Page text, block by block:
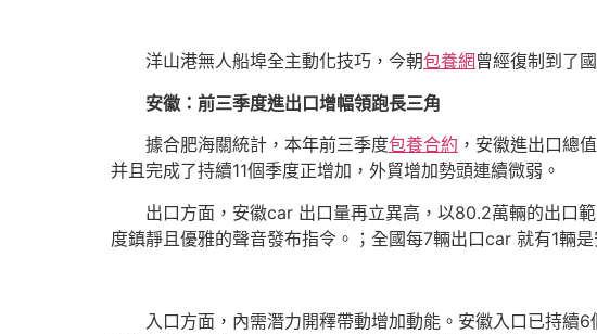
洋山港無人船埠全主動化技巧，今朝包養網 曾經復制到了
安徽：前三季度進出口增幅領跑長三角
據合肥海關統計，本年前三季度包養合約 ，安徽進出口總
并且完成了持續11個季度正增加，外貿增加勢頭連續微弱。
出口方面，安徽car 出口量再立異高，以80.2萬輛的出口
度鎮靜且優雅的聲音發布指令。；全國每7輛出口car 就有1輛
入口方面，內需潛力開釋帶動增加動能。安徽入口已持續